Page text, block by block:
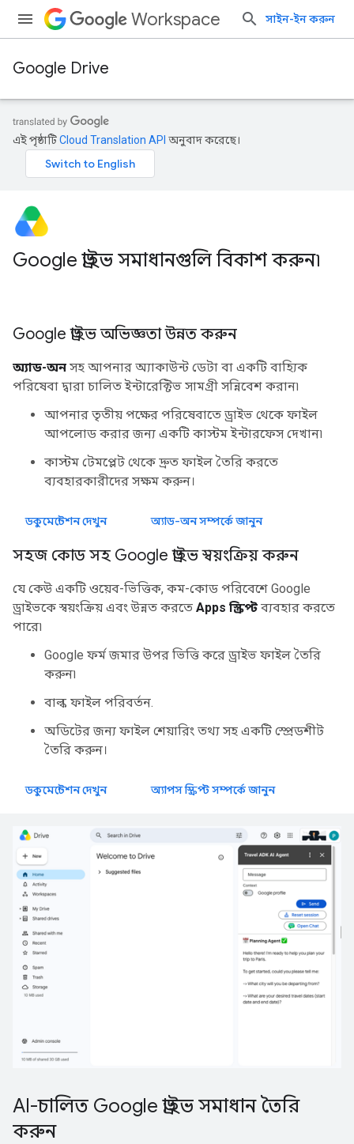
Workspace সাইন-ইন করুন
Google Drive
এই পৃষ্ঠাটিCloud Translation API অনুবাদ করেছে।
Google ড্রাইভ সমাধানগুলি বিকাশ করুন৷
Google ড্রাইভ অভিজ্ঞতা উন্নত করুন
অ্যাড-অন সহ আপনার অ্যাকাউন্ট ডেটা বা একটি বাহ্যিক
পরিষেবা দ্বারা চালিত ইন্টারেক্টিভ সামগ্রী সন্নিবেশ করান৷
আপনার তৃতীয় পক্ষের পরিষেবাতে ড্রাইভ থেকে ফাইল
আপলোড করার জন্য একটি কাস্টম ইন্টারফেস দেখান৷
কাস্টম টেমপ্লেট থেকে দ্রুত ফাইল তৈরি করতে
ব্যবহারকারীদের সক্ষম করুন।
ডকুমেন্টেশন দেখুন অ্যাড-অন সম্পর্কে জানুন
সহজ কোড সহ Google ড্রাইভ স্বয়ংক্রিয় করুন
যে কেউ একটি ওয়েব-ভিত্তিক, কম-কোড পরিবেশে Google
ড্রাইভকে স্বয়ংক্রিয় এবং উন্নত করতে Apps স্ক্রিপ্ট ব্যবহার করতে
পারে৷
Google ফর্ম জমার উপর ভিত্তি করে ড্রাইভ ফাইল তৈরি
করুন৷
বাল্ক ফাইল পরিবর্তন.
অডিটের জন্য ফাইল শেয়ারিং তথ্য সহ একটি স্প্রেডশীট
তৈরি করুন।
ডকুমেন্টেশন দেখুন অ্যাপস স্ক্রিপ্ট সম্পর্কে জানুন
AI-চালিত Google ড্রাইভ সমাধান তৈরি
করুন